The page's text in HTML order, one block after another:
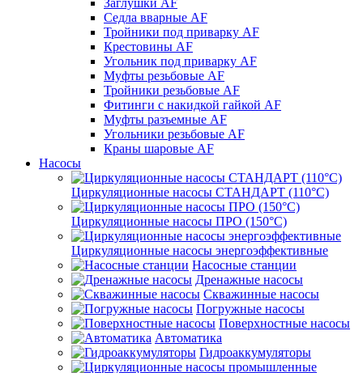
Седла вварные AF
Тройники под приварку AF
Крестовины AF
Угольник под приварку AF
Муфты резьбовые AF
Тройники резьбовые AF
Фитинги с накидкой гайкой AF
Муфты разъемные AF
Угольники резьбовые AF
Краны шаровые AF
Насосы
Циркуляционные насосы СТАНДАРТ (110°C)
Циркуляционные насосы ПРО (150°C)
Циркуляционные насосы энергоэффективные
Насосные станции
Дренажные насосы
Скважинные насосы
Погружные насосы
Поверхностные насосы
Автоматика
Гидроаккумуляторы